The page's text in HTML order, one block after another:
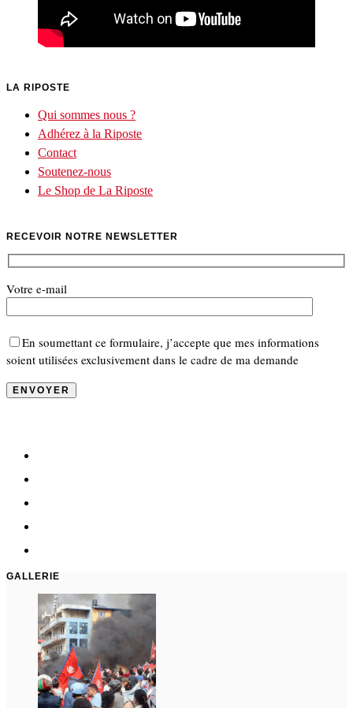
LA RIPOSTE
Qui sommes nous ?
Adhérez à la Riposte
Contact
Soutenez-nous
Le Shop de La Riposte
RECEVOIR NOTRE NEWSLETTER
Votre e-mail
En soumettant ce formulaire, j’accepte que mes informations
soient utilisées exclusivement dans le cadre de ma demande
GALLERIE